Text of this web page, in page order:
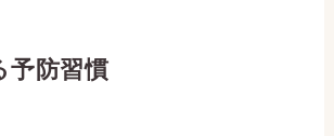
予防習慣